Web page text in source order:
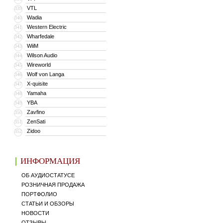
339 VTL
340 Wadia
341 Western Electric
342 Wharfedale
343 WiiM
344 Wilson Audio
345 Wireworld
346 Wolf von Langa
347 X-quisite
348 Yamaha
349 YBA
350 Zavfino
351 ZenSati
352 Zidoo
ИНФОРМАЦИЯ
ОБ АУДИОСТАТУСЕ
РОЗНИЧНАЯ ПРОДАЖА
ПОРТФОЛИО
СТАТЬИ И ОБЗОРЫ
НОВОСТИ